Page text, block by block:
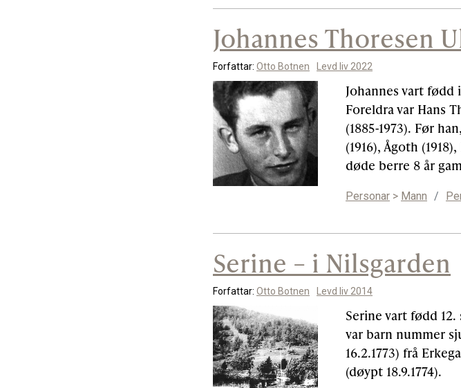
Johannes Thoresen
Forfattar: Otto Botnen Levd liv 2022
Johannes vart fødd
Foreldra var Hans
(1885-1973). Før
(1916), Ågoth
døde berre 8 år
Personar > Mann /
Serine – i Nilsgarden
Forfattar: Otto Botnen Levd liv 2014
Serine vart fødd
var barn nummer
16.2.1773) frå
(døypt 18.9.1774).